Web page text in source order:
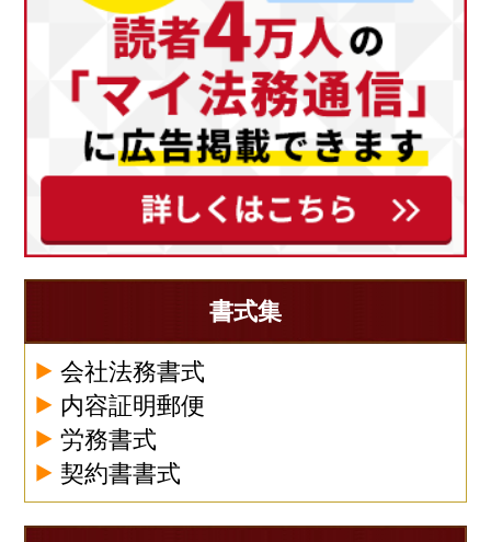
書式集
会社法務書式
内容証明郵便
労務書式
契約書書式